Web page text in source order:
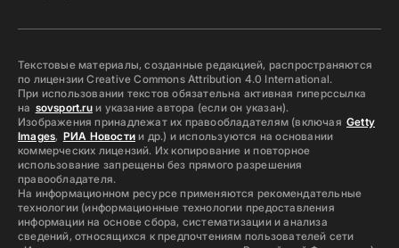
Текстовые материалы, созданные редакцией, распространяются
по лицензии Creative Commons Attribution 4.0 International.
При использовании текстов обязательна активная гиперссылка
на sovsport.ruи указание автора (если он указан).
Изображения принадлежат их правообладателям (включая Getty
Images, РИА Новостии др.) и используются на основании
коммерческих лицензий. Их копирование и повторное
использование запрещены без прямого разрешения
правообладателя.
На информационном ресурсе применяются рекомендательные
технологии (информационные технологии предоставления
информации на основе сбора, систематизации и анализа
сведений, относящихся к предпочтениям пользователей сети